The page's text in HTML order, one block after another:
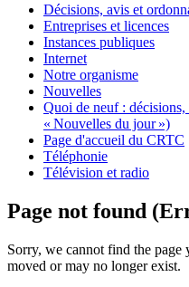
Décisions, avis et
Entreprises et licences
Instances publiques
Internet
Notre organisme
Nouvelles
Quoi de neuf : décisions,
« Nouvelles du jour »)
Page d'accueil du CRTC
Téléphonie
Télévision et radio
Page not found
Sorry, we cannot find the page
moved or may no longer exist.